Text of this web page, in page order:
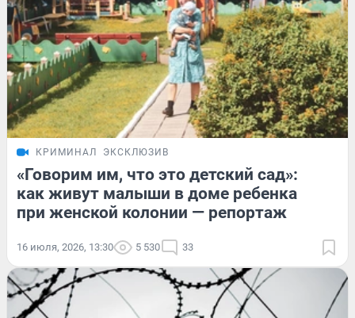
КРИМИНАЛ ЭКСКЛЮЗИВ
«Говорим им, что это детский сад»:
как живут малыши в доме ребенка
при женской колонии — репортаж
16 июля, 2026, 13:30 5 530 33